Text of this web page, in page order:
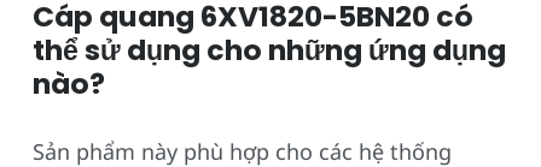
Cáp quang 6XV1820-5BN20 có
thể sử dụng cho những ứng dụng
nào?
Sản phẩm này phù hợp cho các hệ thống